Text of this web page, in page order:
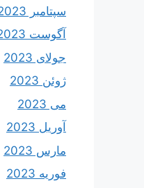
سپتامبر 2023
آگوست 2023
جولای 2023
ژوئن 2023
می 2023
آوریل 2023
مارس 2023
فوریه 2023